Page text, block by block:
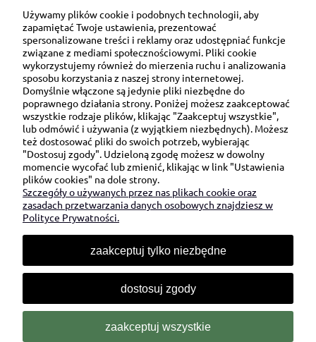
Ul. Brukowa 6/8 lok. 57/58
91-341 Łódź
NIP: 6751510615
SKONTAKTUJ SIĘ Z NAMI:
sklep@be-happygifts.com
+48 690 172 872
(pon-pt 9:00 - 15:30)
Używamy plików cookie i podobnych technologii, aby
zapamiętać Twoje ustawienia, prezentować
spersonalizowane treści i reklamy oraz udostępniać funkcje
związane z mediami społecznościowymi. Pliki cookie
wykorzystujemy również do mierzenia ruchu i analizowania
sposobu korzystania z naszej strony internetowej.
Domyślnie włączone są jedynie pliki niezbędne do
poprawnego działania strony. Poniżej możesz zaakceptować
wszystkie rodzaje plików, klikając "Zaakceptuj wszystkie",
lub odmówić i używania (z wyjątkiem niezbędnych). Możesz
też dostosować pliki do swoich potrzeb, wybierając
"Dostosuj zgody". Udzieloną zgodę możesz w dowolny
momencie wycofać lub zmienić, klikając w link "Ustawienia
plików cookies" na dole strony.
Szczegóły o używanych przez nas plikach cookie oraz
zasadach przetwarzania danych osobowych znajdziesz w
Polityce Prywatności.
zaakceptuj tylko niezbędne
dostosuj zgody
zaakceptuj wszystkie